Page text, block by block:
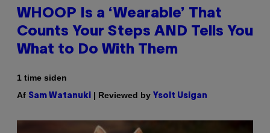
WHOOP Is a ‘Wearable’ That
Counts Your Steps AND Tells You
What to Do With Them
1 time siden
Af Sam Watanuki | Reviewed by Ysolt Usigan